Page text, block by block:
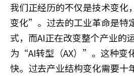
我们正经历的不仅是技术变
变化”。过去的工业革命是特
式，而AI正在改变整个产业的
为“AI转型（AX）”。这种变
快。过去产业结构变化需要十